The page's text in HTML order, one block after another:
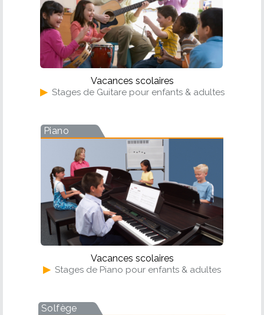
Vacances scolaires
▶ Stages de Guitare pour enfants & adultes
Piano
Vacances scolaires
▶ Stages de Piano pour enfants & adultes
Solfège